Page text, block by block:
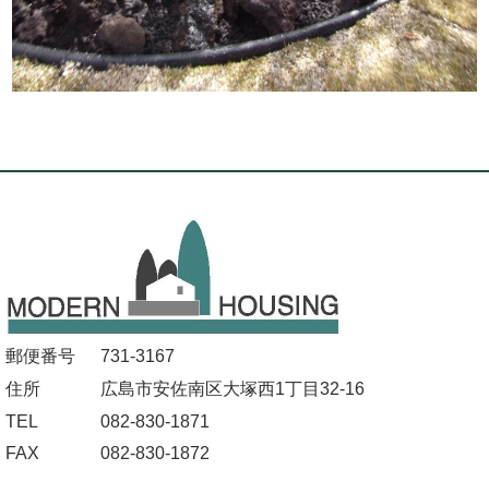
郵便番号
731-3167
住所
広島市安佐南区大塚西1丁目32-16
TEL
082-830-1871
FAX
082-830-1872